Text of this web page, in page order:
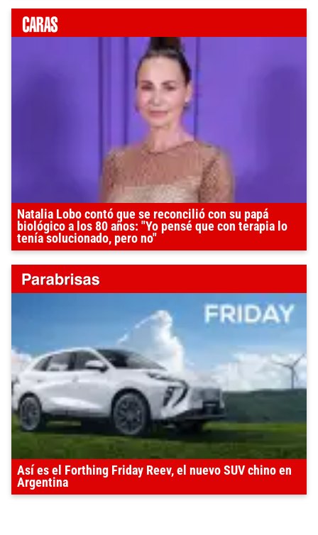
Natalia Lobo contó que se reconcilió con su papá
biológico a los 80 años: "Yo pensé que con terapia lo
tenía solucionado, pero no"
Así es el Forthing Friday Reev, el nuevo SUV chino en
Argentina